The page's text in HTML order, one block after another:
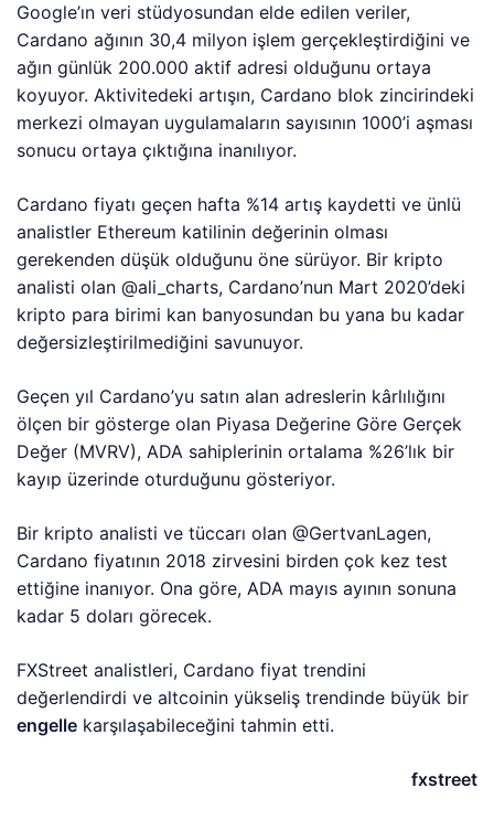
Google’ın veri stüdyosundan elde edilen veriler,
Cardano ağının 30,4 milyon işlem gerçekleştirdiğini ve
ağın günlük 200.000 aktif adresi olduğunu ortaya
koyuyor. Aktivitedeki artışın, Cardano blok zincirindeki
merkezi olmayan uygulamaların sayısının 1000’i aşması
sonucu ortaya çıktığına inanılıyor.
Cardano fiyatı geçen hafta %14 artış kaydetti ve ünlü
analistler Ethereum katilinin değerinin olması
gerekenden düşük olduğunu öne sürüyor. Bir kripto
analisti olan @ali_charts, Cardano’nun Mart 2020’deki
kripto para birimi kan banyosundan bu yana bu kadar
değersizleştirilmediğini savunuyor.
Geçen yıl Cardano’yu satın alan adreslerin kârlılığını
ölçen bir gösterge olan Piyasa Değerine Göre Gerçek
Değer (MVRV), ADA sahiplerinin ortalama %26’lık bir
kayıp üzerinde oturduğunu gösteriyor.
Bir kripto analisti ve tüccarı olan @GertvanLagen,
Cardano fiyatının 2018 zirvesini birden çok kez test
ettiğine inanıyor. Ona göre, ADA mayıs ayının sonuna
kadar 5 doları görecek.
FXStreet analistleri, Cardano fiyat trendini
değerlendirdi ve altcoinin yükseliş trendinde büyük bir
engelle karşılaşabileceğini tahmin etti.
fxstreet